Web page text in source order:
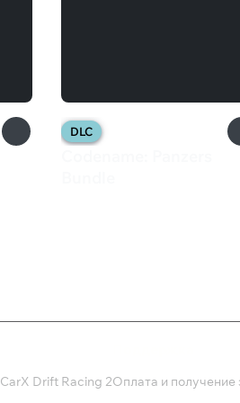
DLC
CarX Drift Racing 2Оплата и получение